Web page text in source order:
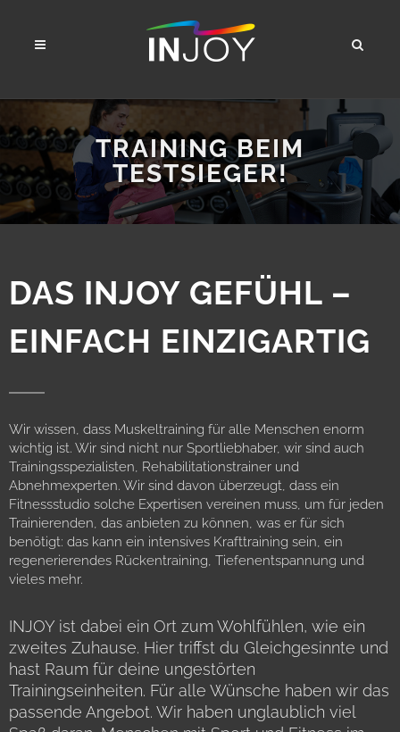
TRAINING BEIM
TESTSIEGER!
DAS INJOY GEFÜHL –
EINFACH EINZIGARTIG
Wir wissen, dass Muskeltraining für alle Menschen enorm
wichtig ist. Wir sind nicht nur Sportliebhaber, wir sind auch
Trainingsspezialisten, Rehabilitationstrainer und
Abnehmexperten. Wir sind davon überzeugt, dass ein
Fitnessstudio solche Expertisen vereinen muss, um für jeden
Trainierenden, das anbieten zu können, was er für sich
benötigt: das kann ein intensives Krafttraining sein, ein
regenerierendes Rückentraining, Tiefenentspannung und
vieles mehr.
INJOY ist dabei ein Ort zum Wohlfühlen, wie ein
zweites Zuhause. Hier triffst du Gleichgesinnte und
hast Raum für deine ungestörten
Trainingseinheiten. Für alle Wünsche haben wir das
passende Angebot. Wir haben unglaublich viel